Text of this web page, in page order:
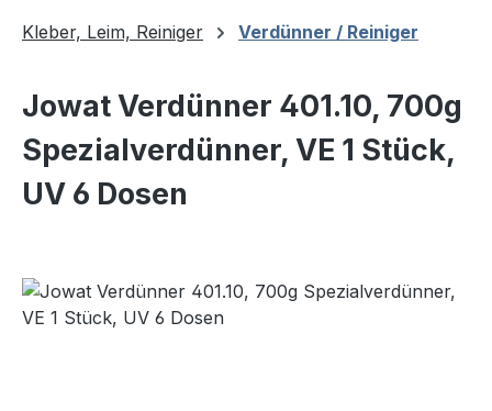
Kleber, Leim, Reiniger Verdünner / Reiniger
Jowat Verdünner 401.10, 700g
Spezialverdünner, VE 1 Stück,
UV 6 Dosen
Bildergalerie überspringen